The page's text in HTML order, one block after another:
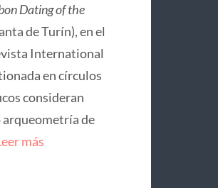
Dating of the
de Turín), en el
International
en círculos
consideran
arqueometría de
más